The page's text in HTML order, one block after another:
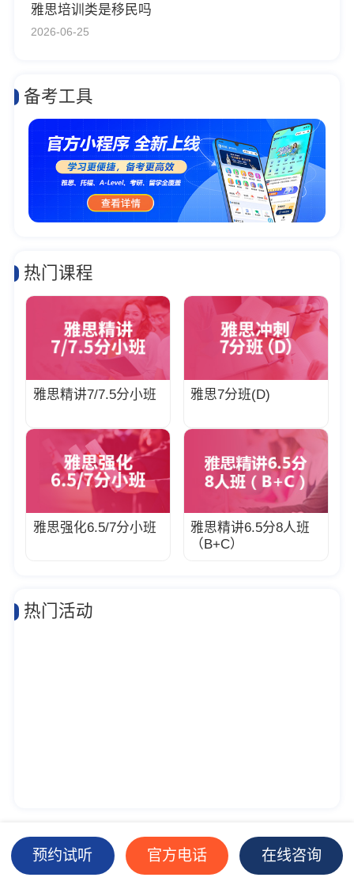
雅思培训类是移民吗
2026-06-25
备考工具
热门课程
雅思精讲7/7.5分小班 雅思7分班(D)
雅思强化6.5/7分小班
雅思精讲6.5分8人班
（B+C）
热门活动
预约试听 官方电话 在线咨询